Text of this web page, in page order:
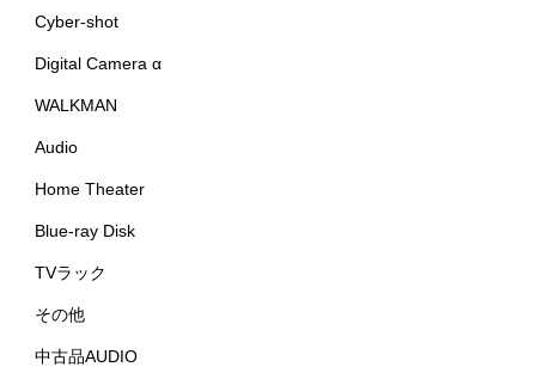
Cyber-shot
Digital Camera α
WALKMAN
Audio
Home Theater
Blue-ray Disk
TVラック
その他
中古品AUDIO